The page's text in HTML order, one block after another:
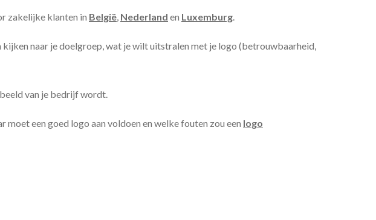
zakelijke klanten in België, Nederland en Luxemburg.
naar je doelgroep, wat je wilt uitstralen met je logo (betrouwbaarheid,
van je bedrijf wordt.
moet een goed logo aan voldoen en welke fouten zou een logo